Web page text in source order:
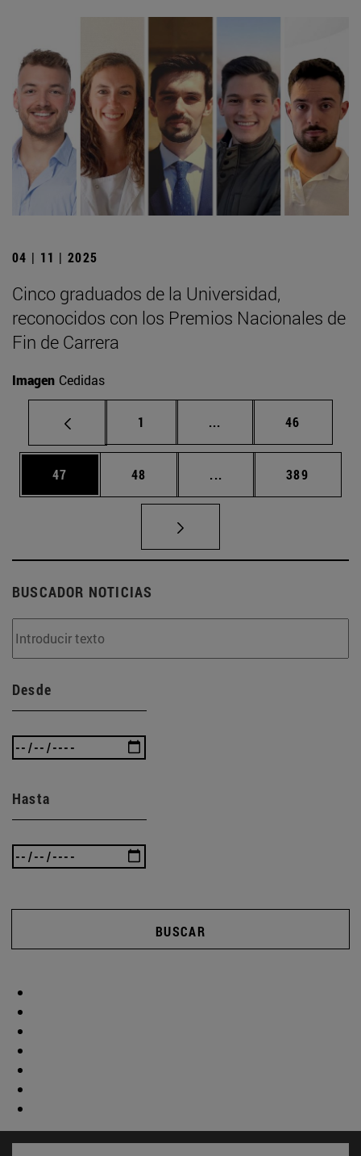
04 | 11 | 2025
Cinco graduados de la Universidad,
reconocidos con los Premios Nacionales de
Fin de Carrera
Imagen Cedidas
Página
1 ... Páginas intermedias
Página
46
Página
47 Página
48 ... Páginas intermedias
Página
389
BUSCADOR NOTICIAS
Desde
Hasta
BUSCAR